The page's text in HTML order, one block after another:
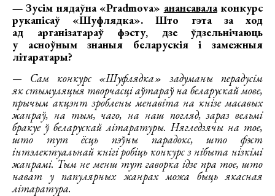
— Зусім нядаўна «Pradmova» анансавала конкурс
рукапісаў «Шуфлядка». Што гэта за ход
ад арганізатараў фэсту, дзе ўдзельнічаюць
у асноўным знаныя беларускія і замежныя
літаратары?
— Сам конкурс «Шуфлядка» задуманы перадусім
як стымуляцыя творчасці аўтараў на беларускай мове,
прычым акцэнт зроблены менавіта на кнізе масавых
жанраў, на тым, чаго, на наш погляд, зараз вельмі
бракуе ў беларускай літаратуры. Нягледзячы на тое,
што тут ёсць пэўны парадокс, што фэст
інтэлектуальнай кнігі робіць конкурс з нібыта нізкімі
жанрамі. Тым не менш тут гаворка ідзе пра тое, што
нават у папулярных жанрах можа быць якасная
літаратура.